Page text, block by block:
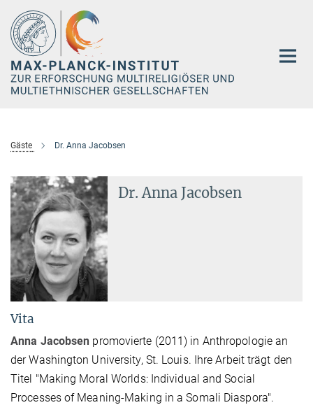
Hauptinhalt
Gäste Dr. Anna Jacobsen
Dr. Anna Jacobsen
Vita
Anna Jacobsen promovierte (2011) in Anthropologie an
der Washington University, St. Louis. Ihre Arbeit trägt den
Titel "Making Moral Worlds: Individual and Social
Processes of Meaning-Making in a Somali Diaspora".